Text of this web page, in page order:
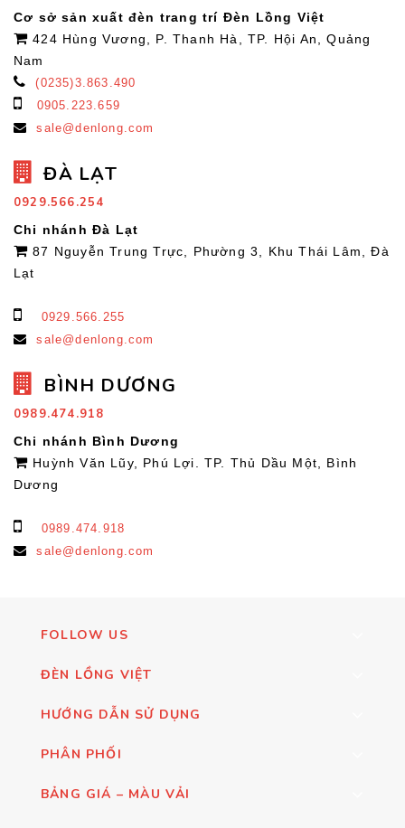
Cơ sở sản xuất đèn trang trí Đèn Lồng Việt
424 Hùng Vương, P. Thanh Hà, TP. Hội An, Quảng
Nam
(0235)3.863.490
0905.223.659
sale@denlong.com
ĐÀ LẠT
0929.566.254
Chi nhánh Đà Lạt
87 Nguyễn Trung Trực, Phường 3, Khu Thái Lâm, Đà
Lạt
0929.566.255
sale@denlong.com
BÌNH DƯƠNG
0989.474.918
Chi nhánh Bình Dương
Huỳnh Văn Lũy, Phú Lợi. TP. Thủ Dầu Một, Bình
Dương
0989.474.918
sale@denlong.com
FOLLOW US
ĐÈN LỒNG VIỆT
HƯỚNG DẪN SỬ DỤNG
PHÂN PHỐI
BẢNG GIÁ – MÀU VẢI